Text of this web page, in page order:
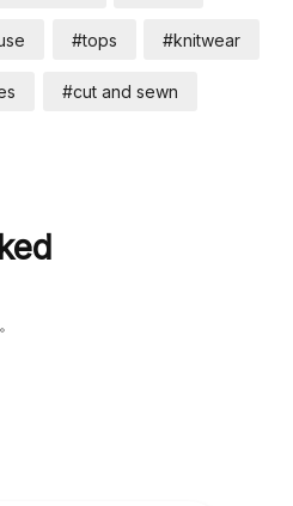
#tops #knitwear
#cut and sewn